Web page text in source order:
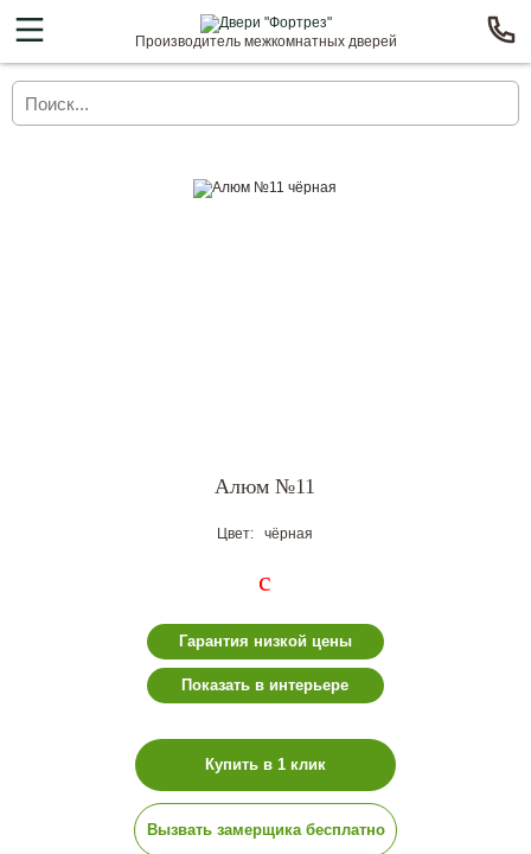
Производитель межкомнатных дверей
Алюм №11
Цвет: чёрная
c
Гарантия низкой цены
Показать в интерьере
Купить в 1 клик
Вызвать замерщика бесплатно